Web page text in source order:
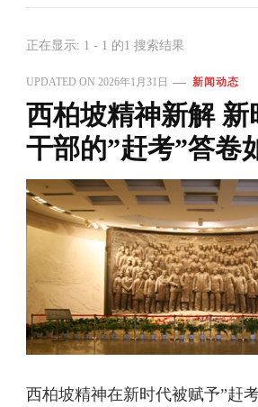
正在显示: 1 - 1 的1 搜索结果
UPDATED ON 2026年1月31日 新闻动态
西柏坡精神新解 新
干部的”赶考”答卷
西柏坡精神在新时代被赋予”赶